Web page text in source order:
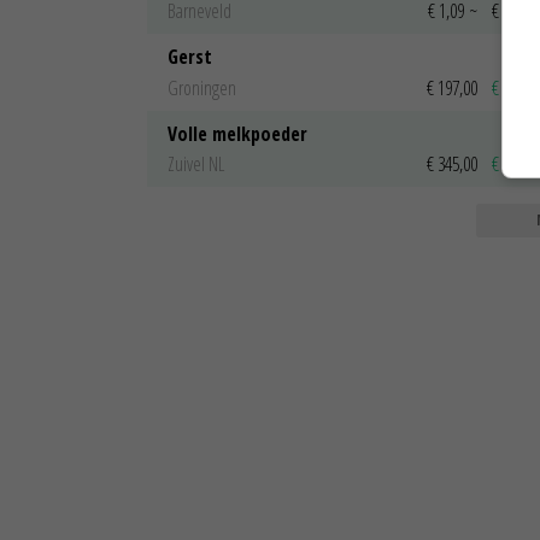
Barneveld
€ 1,09 ~ € 1,11
Gerst
Groningen
€ 197,00 € 2,00
Volle melkpoeder
Zuivel NL
€ 345,00 € 20,00